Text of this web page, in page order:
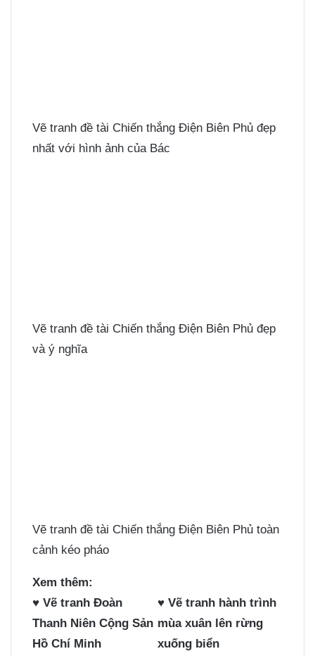
Vẽ tranh đề tài Chiến thắng Điện Biên Phủ đẹp
nhất với hình ảnh của Bác
Vẽ tranh đề tài Chiến thắng Điện Biên Phủ đẹp
và ý nghĩa
Vẽ tranh đề tài Chiến thắng Điện Biên Phủ toàn
cảnh kéo pháo
Xem thêm:
♥ Vẽ tranh Đoàn
Thanh Niên Cộng Sản
Hồ Chí Minh
♥ Vẽ tranh hành trình
mùa xuân lên rừng
xuống biển